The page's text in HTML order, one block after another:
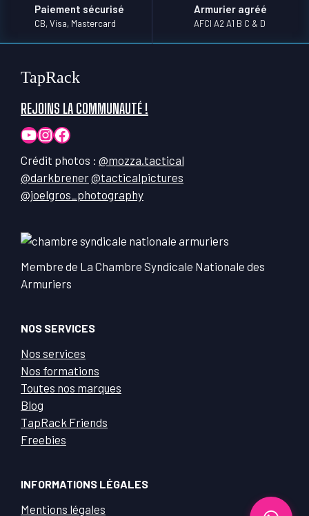
Paiement sécurisé
CB, Visa, Mastercard
Armurier agréé
AFCI A2 A1 B C & D
TapRack
REJOINS LA COMMUNAUTÉ !
YouTube
Instagram
Facebook
Crédit photos : @mozza.tactical
@darkbrener@tacticalpictures
@joelgros_photography
Membre de La Chambre Syndicale Nationale des
Armuriers
NOS SERVICES
Nos services
Nos formations
Toutes nos marques
Blog
TapRack Friends
Freebies
INFORMATIONS LÉGALES
Mentions légales